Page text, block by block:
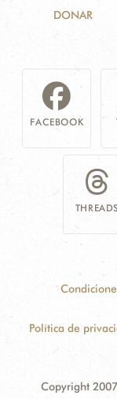
DONAR
FACEBOOK
THREADS
Política de
Copyright